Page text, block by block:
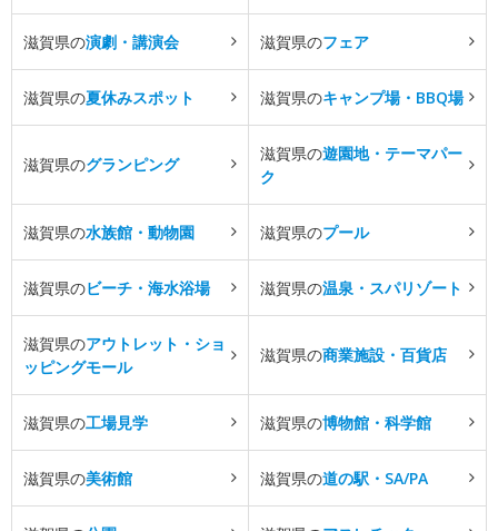
滋賀県の演劇・講演会 滋賀県のフェア
滋賀県の夏休みスポット 滋賀県のキャンプ場・BBQ場
滋賀県のグランピング
滋賀県の遊園地・テーマパー
ク
滋賀県の水族館・動物園 滋賀県のプール
滋賀県のビーチ・海水浴場 滋賀県の温泉・スパリゾート
滋賀県のアウトレット・ショ
ッピングモール
滋賀県の商業施設・百貨店
滋賀県の工場見学 滋賀県の博物館・科学館
滋賀県の美術館 滋賀県の道の駅・SA/PA